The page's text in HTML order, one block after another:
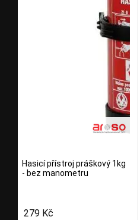
Hasicí přístroj práškový 1kg
- bez manometru
279 Kč